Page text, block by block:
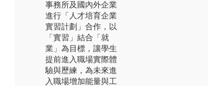
事務所及國內外企業
進行「人才培育企業
實習計劃」合作，以
「實習」結合「就
業」為目標，讓學生
提前進入職場實際體
驗與歷練，為未來進
入職場增加能量與工